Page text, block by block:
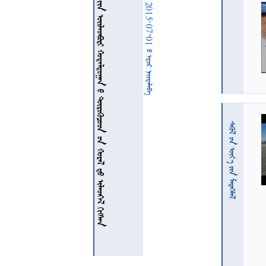
  